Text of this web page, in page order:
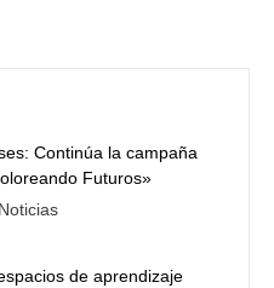
Continúa la campaña
Futuros»
Noticias
de aprendizaje